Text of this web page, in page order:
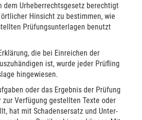
dem Urhe­ber­rechtsge­setz berech­tigt
Hin­sicht zu bestimmen, wie
Prüfungs­un­ter­la­gen benutzt
die bei Ein­reichen der
ist, wurde jeder Prüf­ling
hingewie­sen.
oder das Ergeb­nis der Prüfung
zur Ver­fügung gestell­ten Texte oder
hat mit Schadens­er­satz und Unter­